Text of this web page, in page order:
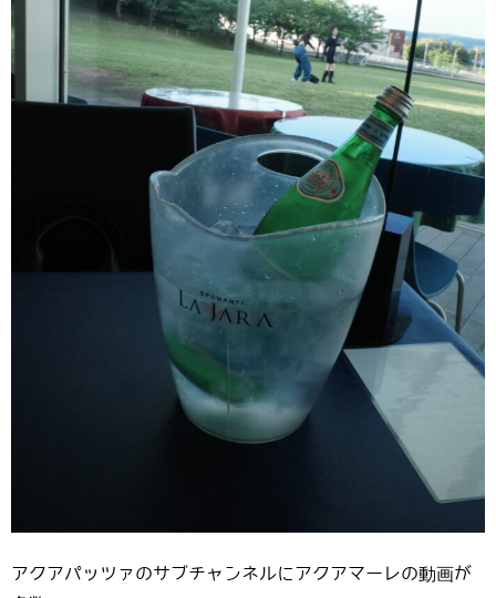
アクアパッツァのサブチャンネルにアクアマーレの動画が